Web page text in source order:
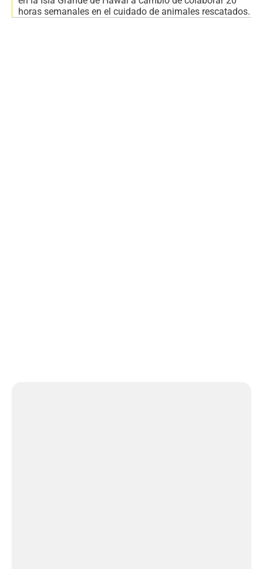
horas semanales en el cuidado de animales rescatados.